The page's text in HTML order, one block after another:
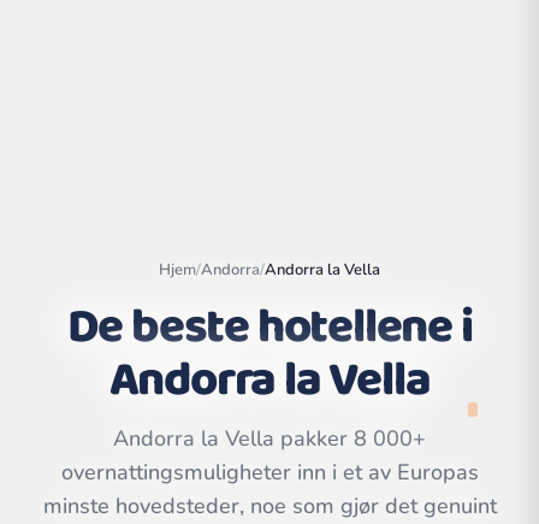
Leaflet
©
OpenStreetMap
Hjem/Andorra/Andorra la Vella
De beste hotellene i
Andorra la Vella
Andorra la Vella pakker 8 000+
overnattingsmuligheter inn i et av Europas
minste hovedsteder, noe som gjør det genuint